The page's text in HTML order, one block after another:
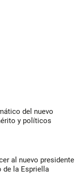
del nuevo
y políticos
al nuevo presidente
de la Espriella